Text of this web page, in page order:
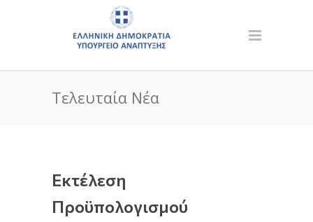
Τελευταία Νέα
Εκτέλεση
Προϋπολογισμού